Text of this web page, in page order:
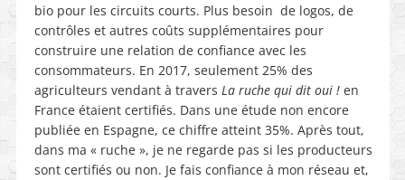
bio pour les circuits courts. Plus besoin de logos, de
contrôles et autres coûts supplémentaires pour
construire une relation de confiance avec les
consommateurs. En 2017, seulement 25% des
agriculteurs vendant à travers La ruche qui dit oui !en
France étaient certifiés. Dans une étude non encore
publiée en Espagne, ce chiffre atteint 35%. Après tout,
dans ma « ruche », je ne regarde pas si les producteurs
sont certifiés ou non. Je fais confiance à mon réseau et,